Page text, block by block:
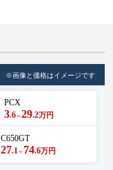
※画像と価格はイメージです
PCX
3.6～29.2万円
C650GT
27.1 ～ 74.6万円